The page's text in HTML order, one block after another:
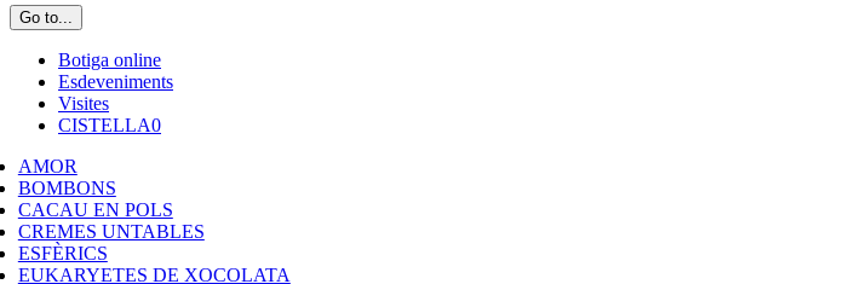
Go to...
Botiga online
Esdeveniments
Visites
CISTELLA0
AMOR
BOMBONS
CACAU EN POLS
CREMES UNTABLES
ESFÈRICS
EUKARYETES DE XOCOLATA